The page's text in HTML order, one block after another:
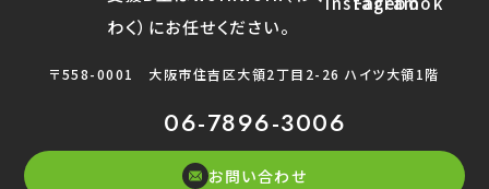
〒558-0001 大阪市住吉区大領2丁目2-26 ハイツ大領1階
06-7896-3006
お問い合わせ